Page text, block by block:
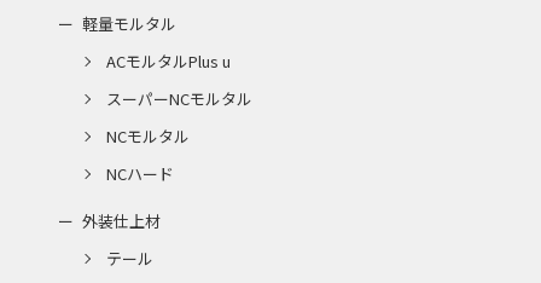
軽量モルタル
ACモルタルPlus u
スーパーNCモルタル
NCモルタル
NCハード
外装仕上材
テール